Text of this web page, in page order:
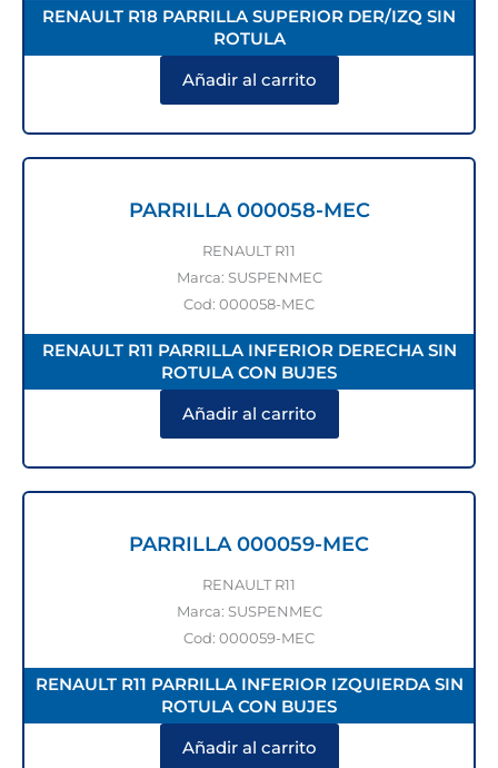
RENAULT R18 PARRILLA SUPERIOR DER/IZQ SIN
ROTULA
Añadir al carrito
PARRILLA 000058-MEC
RENAULT R11
Marca: SUSPENMEC
Cod: 000058-MEC
RENAULT R11 PARRILLA INFERIOR DERECHA SIN
ROTULA CON BUJES
Añadir al carrito
PARRILLA 000059-MEC
RENAULT R11
Marca: SUSPENMEC
Cod: 000059-MEC
RENAULT R11 PARRILLA INFERIOR IZQUIERDA SIN
ROTULA CON BUJES
Añadir al carrito